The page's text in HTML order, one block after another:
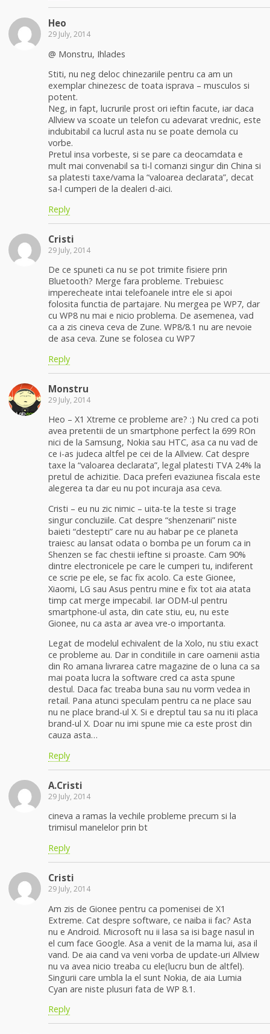
Heo
29 July, 2014
@ Monstru, Ihlades
Stiti, nu neg deloc chinezariile pentru ca am un
exemplar chinezesc de toata isprava – musculos si
potent.
Neg, in fapt, lucrurile prost ori ieftin facute, iar daca
Allview va scoate un telefon cu adevarat vrednic, este
indubitabil ca lucrul asta nu se poate demola cu
vorbe.
Pretul insa vorbeste, si se pare ca deocamdata e
mult mai convenabil sa ti-l comanzi singur din China si
sa platesti taxe/vama la “valoarea declarata”, decat
sa-l cumperi de la dealeri d-aici.
Reply
Cristi
29 July, 2014
De ce spuneti ca nu se pot trimite fisiere prin
Bluetooth? Merge fara probleme. Trebuiesc
imperecheate intai telefoanele intre ele si apoi
folosita functia de partajare. Nu mergea pe WP7, dar
cu WP8 nu mai e nicio problema. De asemenea, vad
ca a zis cineva ceva de Zune. WP8/8.1 nu are nevoie
de asa ceva. Zune se folosea cu WP7
Reply
Monstru
29 July, 2014
Heo – X1 Xtreme ce probleme are? :) Nu cred ca poti
avea pretentii de un smartphone perfect la 699 ROn
nici de la Samsung, Nokia sau HTC, asa ca nu vad de
ce i-as judeca altfel pe cei de la Allview. Cat despre
taxe la “valoarea declarata”, legal platesti TVA 24% la
pretul de achizitie. Daca preferi evaziunea fiscala este
alegerea ta dar eu nu pot incuraja asa ceva.
Cristi – eu nu zic nimic – uita-te la teste si trage
singur concluziile. Cat despre “shenzenarii” niste
baieti “destepti” care nu au habar pe ce planeta
traiesc au lansat odata o bomba pe un forum ca in
Shenzen se fac chestii ieftine si proaste. Cam 90%
dintre electronicele pe care le cumperi tu, indiferent
ce scrie pe ele, se fac fix acolo. Ca este Gionee,
Xiaomi, LG sau Asus pentru mine e fix tot aia atata
timp cat merge impecabil. Iar ODM-ul pentru
smartphone-ul asta, din cate stiu, eu, nu este
Gionee, nu ca asta ar avea vre-o importanta.
Legat de modelul echivalent de la Xolo, nu stiu exact
ce probleme au. Dar in conditiile in care oamenii astia
din Ro amana livrarea catre magazine de o luna ca sa
mai poata lucra la software cred ca asta spune
destul. Daca fac treaba buna sau nu vorm vedea in
retail. Pana atunci speculam pentru ca ne place sau
nu ne place brand-ul X. Si e dreptul tau sa nu iti placa
brand-ul X. Doar nu imi spune mie ca este prost din
cauza asta…
Reply
A.Cristi
29 July, 2014
cineva a ramas la vechile probleme precum si la
trimisul manelelor prin bt
Reply
Cristi
29 July, 2014
Am zis de Gionee pentru ca pomenisei de X1
Extreme. Cat despre software, ce naiba ii fac? Asta
nu e Android. Microsoft nu ii lasa sa isi bage nasul in
el cum face Google. Asa a venit de la mama lui, asa il
vand. De aia cand va veni vorba de update-uri Allview
nu va avea nicio treaba cu ele(lucru bun de altfel).
Singurii care umbla la el sunt Nokia, de aia Lumia
Cyan are niste plusuri fata de WP 8.1.
Reply